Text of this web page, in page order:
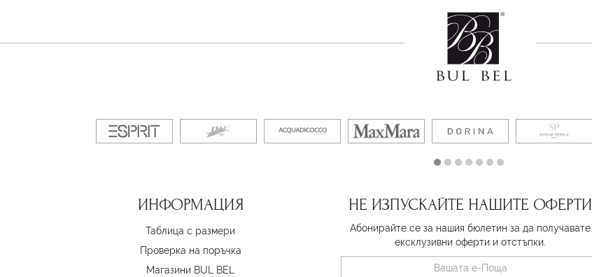
ИНФОРМАЦИЯ
Таблица с размери
Проверка на поръчка
Магазини BUL BEL
НЕ ИЗПУСКАЙТЕ НАШИТЕ ОФЕРТИ
Абонирайте се за нашия бюлетин за да получавате
ексклузивни оферти и отстъпки.